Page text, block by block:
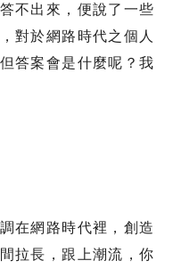
不出來，便說了一些
對於網路時代之個人
答案會是什麼呢？我
在網路時代裡，創造
拉長，跟上潮流，你